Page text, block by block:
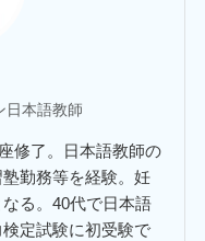
日本語教師
修了。日本語教師の
勤務等を経験。妊
る。40代で日本語
定試験に初受験で